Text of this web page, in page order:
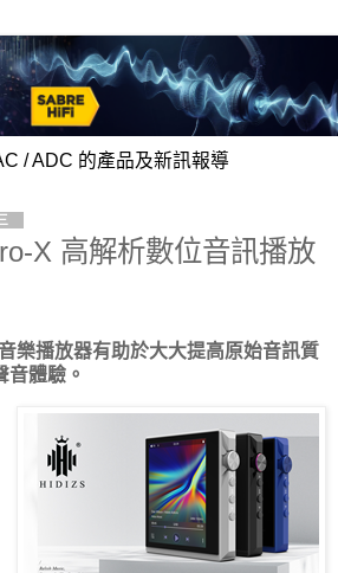
/ ADC 的產品及新訊報導
X 高解析數位音訊播放
樂播放器有助於大大提高原始音訊質
音體驗。